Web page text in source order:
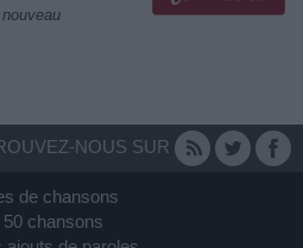
NOUS SUR
de chansons
50 chansons